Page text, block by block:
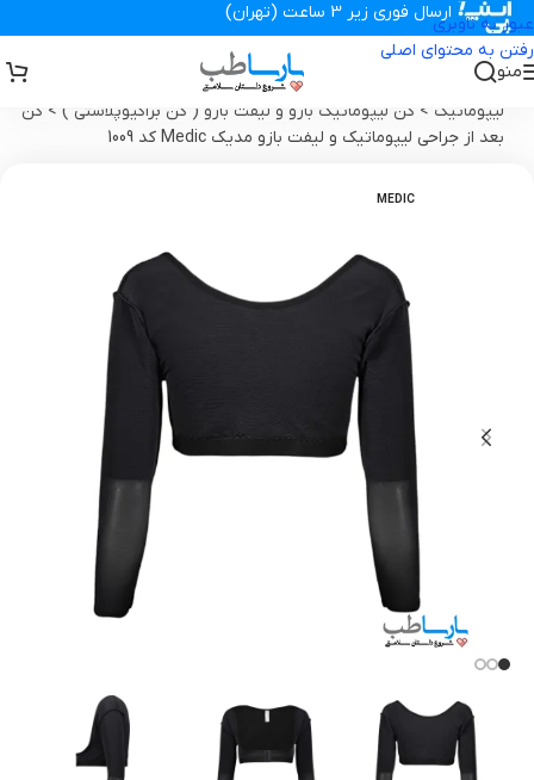
عبور به ناوبری
رفتن به محتوای اصلی
ارسال فوری زیر 3 ساعت (تهران)
منو
تجهیزات پزشکی پارساطب گن بعد از جراحی ، سوتین ، پروتز
لیپوماتیک > گن لیپوماتیک بازو و لیفت بازو ( گن براکیوپلاستی ) > گن
بعد از جراحی لیپوماتیک و لیفت بازو مدیک Medic کد 1009
MEDIC